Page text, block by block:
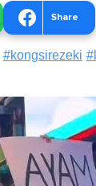
Share
#kongsirezeki #